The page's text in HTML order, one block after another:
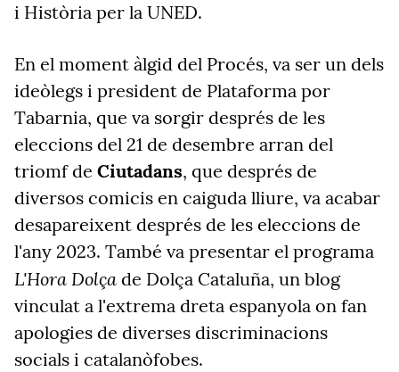
i Història per la UNED.
En el moment àlgid del Procés, va ser un dels
ideòlegs i president de Plataforma por
Tabarnia, que va sorgir després de les
eleccions del 21 de desembre arran del
triomf de Ciutadans, que després de
diversos comicis en caiguda lliure, va acabar
desapareixent després de les eleccions de
l'any 2023. També va presentar el programa
L'Hora Dolça de Dolça Cataluña, un blog
vinculat a l'extrema dreta espanyola on fan
apologies de diverses discriminacions
socials i catalanòfobes.